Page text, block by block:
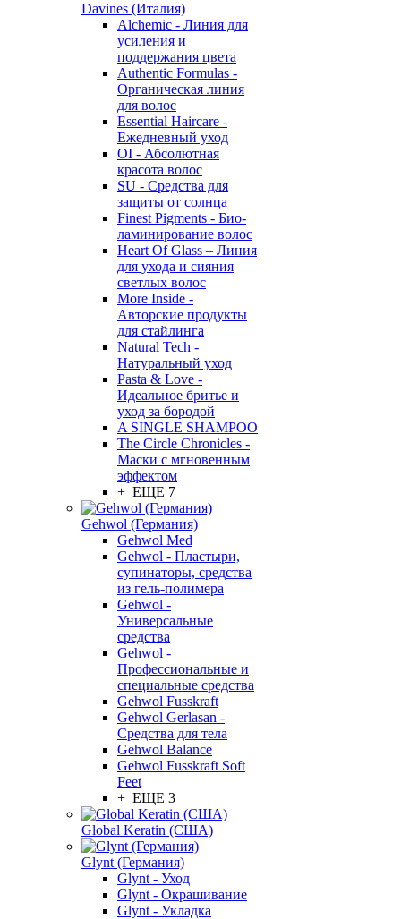
Davines (Италия)
Alchemic - Линия для
усиления и
поддержания цвета
Authentic Formulas -
Органическая линия
для волос
Essential Haircare -
Eжедневный уход
OI - Абсолютная
красота волос
SU - Средства для
защиты от солнца
Finest Pigments - Био-
ламинирование волос
Heart Of Glass – Линия
для ухода и сияния
светлых волос
More Inside -
Авторские продукты
для стайлинга
Natural Tech -
Натуральный уход
Pasta & Love -
Идеальное бритье и
уход за бородой
A SINGLE SHAMPOO
The Circle Chronicles -
Маски с мгновенным
эффектом
+ ЕЩЕ 7
Gehwol (Германия)
Gehwol Med
Gehwol - Пластыри,
супинаторы, средства
из гель-полимера
Gehwol -
Универсальные
средства
Gehwol -
Профессиональные и
специальные средства
Gehwol Fusskraft
Gehwol Gerlasan -
Средства для тела
Gehwol Balance
Gehwol Fusskraft Soft
Feet
+ ЕЩЕ 3
Global Keratin (США)
Glynt (Германия)
Glynt - Уход
Glynt - Окрашивание
Glynt - Укладка